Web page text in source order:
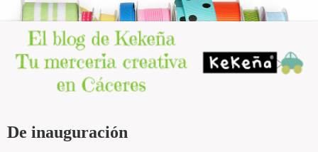
De inauguración